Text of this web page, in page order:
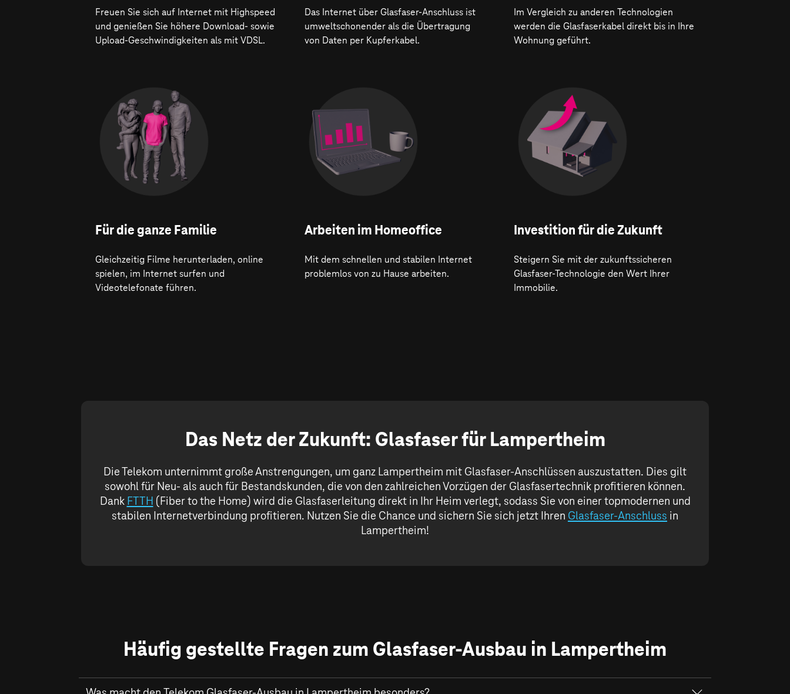
Freuen Sie sich auf Internet mit Highspeed
und genießen Sie höhere Download- sowie
Upload-Geschwindigkeiten als mit VDSL.
Das Internet über Glasfaser-Anschluss ist
umweltschonender als die Übertragung
von Daten per Kupferkabel.
Im Vergleich zu anderen Technologien
werden die Glasfaserkabel direkt bis in Ihre
Wohnung geführt.
Für die ganze Familie
Gleichzeitig Filme herunterladen, online
spielen, im Internet surfen und
Videotelefonate führen.
Arbeiten im Homeoffice
Mit dem schnellen und stabilen Internet
problemlos von zu Hause arbeiten.
Investition für die Zukunft
Steigern Sie mit der zukunftssicheren
Glasfaser-Technologie den Wert Ihrer
Immobilie.
Das Netz der Zukunft: Glasfaser für Lampertheim
Die Telekom unternimmt große Anstrengungen, um ganz Lampertheim mit Glasfaser-Anschlüssen auszustatten. Dies gilt
sowohl für Neu- als auch für Bestandskunden, die von den zahlreichen Vorzügen der Glasfasertechnik profitieren können.
Dank FTTH (Fiber to the Home) wird die Glasfaserleitung direkt in Ihr Heim verlegt, sodass Sie von einer topmodernen und
stabilen Internetverbindung profitieren. Nutzen Sie die Chance und sichern Sie sich jetzt Ihren Glasfaser-Anschluss in
Lampertheim!
Häufig gestellte Fragen zum Glasfaser-Ausbau in Lampertheim